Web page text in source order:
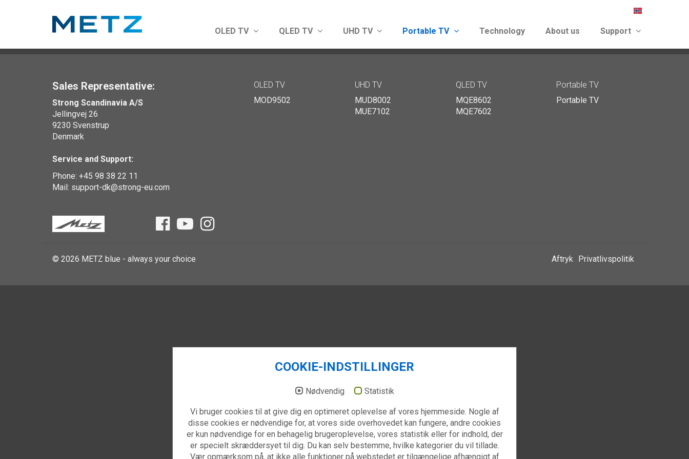
Show convenient version of this siteDon't show this message again
OLED TV QLED TV UHD TV Portable TV Technology About us Support
Sales Representative:
Strong Scandinavia A/S
Jellingvej 26
9230 Svenstrup
Denmark
Service and Support:
Phone: +45 98 38 22 11
Mail: support-dk@strong-eu.com
FacebookYouTubeInstagram
OLED TV
MOD9502
UHD TV
MUD8002
MUE7102
QLED TV
MQE8602
MQE7602
Portable TV
Portable TV
© 2026 METZ blue - always your choice Aftryk Privatlivspolitik
COOKIE-INDSTILLINGER
Nødvendig Statistik
Vi bruger cookies til at give dig en optimeret oplevelse af vores hjemmeside. Nogle af
disse cookies er nødvendige for, at vores side overhovedet kan fungere, andre cookies
er kun nødvendige for en behagelig brugeroplevelse, vores statistik eller for indhold, der
er specielt skræddersyet til dig. Du kan selv bestemme, hvilke kategorier du vil tillade.
Vær opmærksom på, at ikke alle funktioner på webstedet er tilgængelige afhængigt af